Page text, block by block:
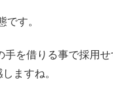
す。
を借りる事で採用せ
ますね。